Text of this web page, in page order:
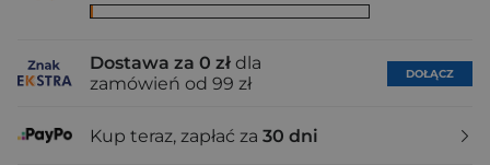
Dostawa za 0 zł dla
zamówień od 99 zł
DOŁĄCZ
Kup teraz, zapłać za 30 dni